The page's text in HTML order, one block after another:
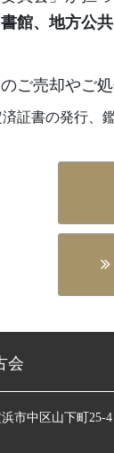
館、地方公
ご売却やご処
証書の発行、
会
浜市中区山下町